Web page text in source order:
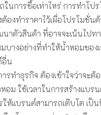
ในการซื้อเท่าไหร่ การทำโป
ต้องทำราคาไว้เผื่อโปรโมชั่น
าตัวสินค้า ที่อาจจะเน้นไปท
บางอย่างที่ทำให้น้ำหอมของ
อื่น
ารทำธุรกิจ ต้องเข้าใจว่าจะต้
อม ใช้เวลาในการสร้างแบร
ให้แบรนด์สามารถเติบโต เป็